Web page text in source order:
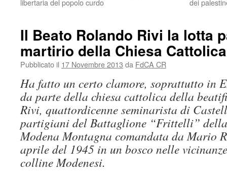
libertaria del popolo curdo
dei
Il Beato Rolando Rivi la lotta
martirio della Chiesa Cattolica
Pubblicato il 17 Novembre 2013 da FdCA CR
Ha fatto un certo clamore, soprattutto in
da parte della chiesa cattolica della
Rivi, quattordicenne seminarista di
partigiani del Battaglione “Frittelli”
Modena Montagna comandata da Mario
aprile del 1945 in un bosco nelle
colline Modenesi.